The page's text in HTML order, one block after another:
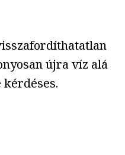
újra víz alá